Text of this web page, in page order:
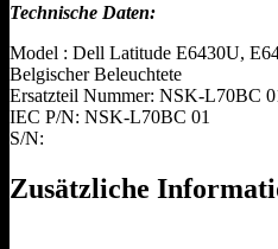
Technische Daten:
Model : Dell Latitude E6430U,
Belgischer Beleuchtete
Ersatzteil Nummer: NSK-L70BC
IEC P/N: NSK-L70BC 01
S/N:
Zusätzliche